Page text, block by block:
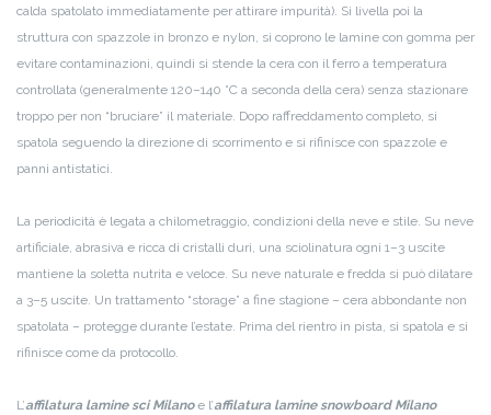
calda spatolato immediatamente per attirare impurità). Si livella poi la
struttura con spazzole in bronzo e nylon, si coprono le lamine con gomma per
evitare contaminazioni, quindi si stende la cera con il ferro a temperatura
controllata (generalmente 120–140 °C a seconda della cera) senza stazionare
troppo per non “bruciare” il materiale. Dopo raffreddamento completo, si
spatola seguendo la direzione di scorrimento e si rifinisce con spazzole e
panni antistatici.
La periodicità è legata a chilometraggio, condizioni della neve e stile. Su neve
artificiale, abrasiva e ricca di cristalli duri, una sciolinatura ogni 1–3 uscite
mantiene la soletta nutrita e veloce. Su neve naturale e fredda si può dilatare
a 3–5 uscite. Un trattamento “storage” a fine stagione – cera abbondante non
spatolata – protegge durante l’estate. Prima del rientro in pista, si spatola e si
rifinisce come da protocollo.
L’affilatura lamine sci Milanoe l’affilatura lamine snowboard Milano